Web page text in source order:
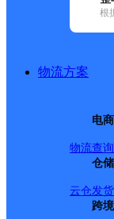
根
物流方案
电
物流查
仓储
云仓发货
跨境
网点筛
清
政国内(149) 圆通
包河区